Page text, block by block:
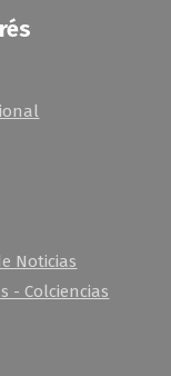
Noticias
- Colciencias